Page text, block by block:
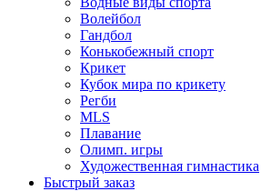
Волейбол
Гандбол
Конькобежный спорт
Крикет
Кубок мира по крикету
Регби
MLS
Плавание
Олимп. игры
Художественная гимнастика
Быстрый заказ